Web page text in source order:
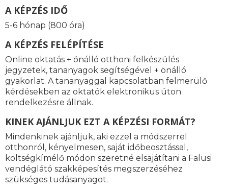
A KÉPZÉS IDŐ
5-6 hónap (800 óra)
A KÉPZÉS FELÉPÍTÉSE
Online oktatás + önálló otthoni felkészülés
jegyzetek, tananyagok segítségével + önálló
gyakorlat. A tananyaggal kapcsolatban felmerülő
kérdésekben az oktatók elektronikus úton
rendelkezésre állnak.
KINEK AJÁNLJUK EZT A KÉPZÉSI FORMÁT?
Mindenkinek ajánljuk, aki ezzel a módszerrel
otthonról, kényelmesen, saját időbeosztással,
költségkímélő módon szeretné elsajátítani a Falusi
vendéglátó szakképesítés megszerzéséhez
szükséges tudásanyagot.